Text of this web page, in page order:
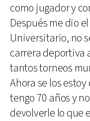
como jugador y
Después me dio
Universitario, no
carrera deportiva
tantos torneos
Ahora se los
tengo 70 años y
devolverle lo que